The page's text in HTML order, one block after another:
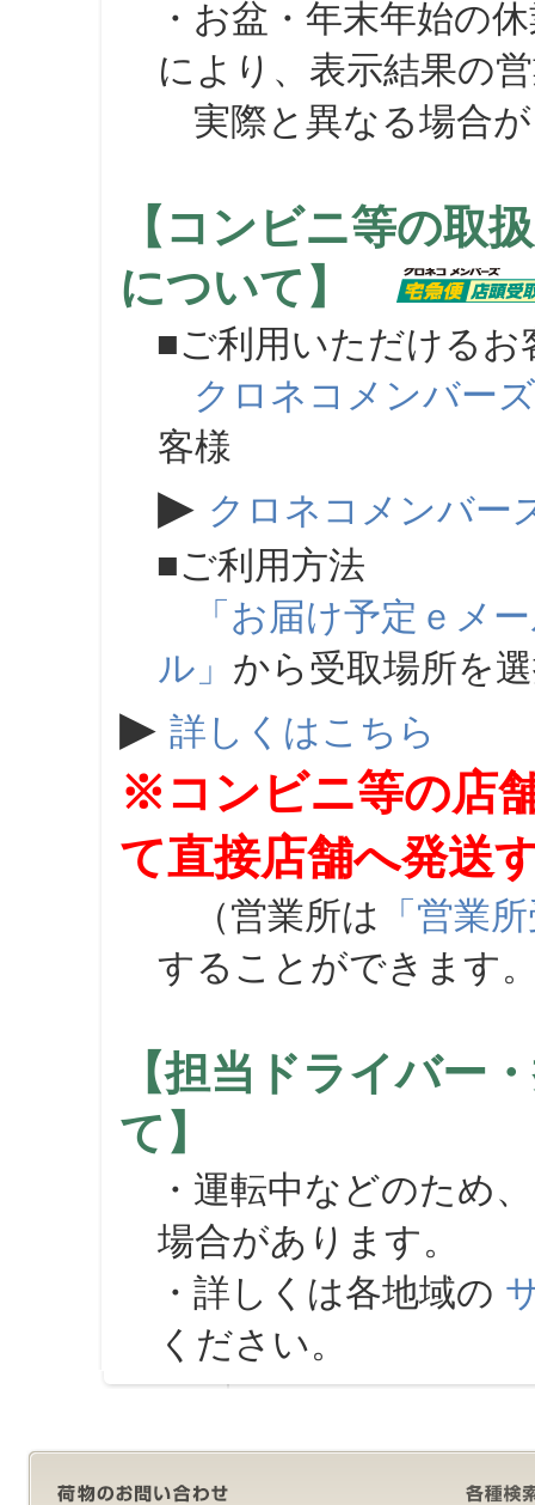
・お盆・年末年始の
により、表示結果の
実際と異なる場合が
【コンビニ等の取
について】
■ご利用いただけるお
クロネコメンバーズ
客様
▶ クロネコメンバー
■ご利用方法
「お届け予定ｅメ
ル」 から受取場所を
▶ 詳しくはこちら
※コンビニ等の店
て直接店舗へ発送
（営業所は 「営業
することができます
【担当ドライバー
て】
・運転中などのため
場合があります。
・詳しくは各地域の
ください。